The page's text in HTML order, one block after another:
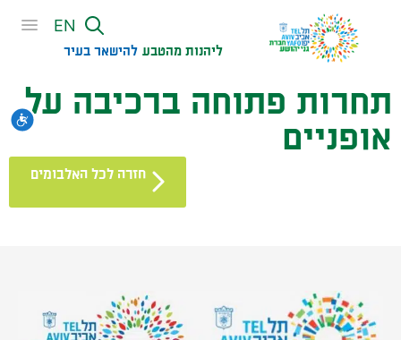
מֻפְעֶלֶת
מַעֲרֶכֶת
נָגִישׁ
EN
ליהנות מהטבע להישאר בעיר​
תחרות פתוחה ברכיבה על
אופניים
חזרה לכל האלבומים